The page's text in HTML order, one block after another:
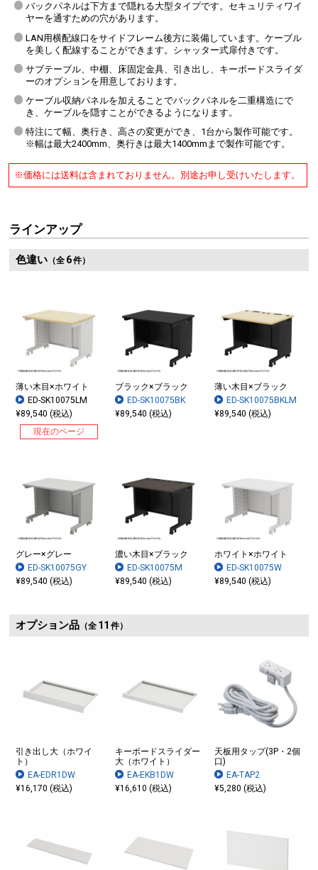
バックパネルは下方まで隠れる大型タイプです。セキュリティワイ
ヤーを通すための穴があります。
LAN用横配線口をサイドフレーム後方に装備しています。ケーブル
を美しく配線することができます。シャッター式扉付きです。
サブテーブル、中棚、床固定金具、引き出し、キーボードスライダ
ーのオプションを用意しております。
ケーブル収納パネルを加えることでバックパネルを二重構造にで
き、ケーブルを隠すことができるようになります。
特注にて幅、奥行き、高さの変更ができ、1台から製作可能です。
※幅は最大2400mm、奥行きは最大1400mmまで製作可能です。
※価格には送料は含まれておりません。別途お申し受けいたします。
ラインアップ
色違い（全 6件）
薄い木目×ホワイト
ED-SK10075LM
¥89,540 (税込)
現在のページ
ブラック×ブラック
ED-SK10075BK
¥89,540 (税込)
薄い木目×ブラック
ED-SK10075BKLM
¥89,540 (税込)
グレー×グレー
ED-SK10075GY
¥89,540 (税込)
濃い木目×ブラック
ED-SK10075M
¥89,540 (税込)
ホワイト×ホワイト
ED-SK10075W
¥89,540 (税込)
オプション品（全 11 件）
引き出し大（ホワイ
ト）
EA-EDR1DW
¥16,170 (税込)
キーボードスライダー
大（ホワイト）
EA-EKB1DW
¥16,610 (税込)
天板用タップ(3P・2個
口)
EA-TAP2
¥5,280 (税込)